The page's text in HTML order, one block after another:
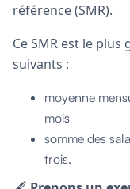
référence (SMR).
Ce SMR est le
suivants :
moyenne
mois
somme des
trois.